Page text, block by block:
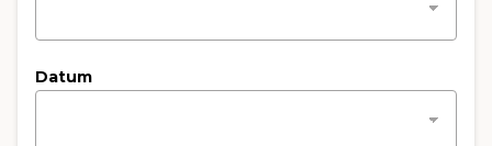
Datum